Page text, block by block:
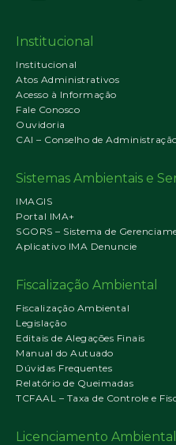
Institucional
Institucional
Atos Administrativos
Acesso à Informação
Fale Conosco
Ouvidoria
CAI – Conselho de
Sistemas Ambientais e
IMAGIS
Portal IMA+
SGORS – Sistema de
Aplicativo IMA Denuncie
Fiscalização Ambiental
Fiscalização Ambiental
Legislação
Editais de Alegações Finais
Manual do Autuado
Dúvidas Frequentes
Relatório de Queimadas
TCFAAL – Taxa de Controle e
Licenciamento Ambiental